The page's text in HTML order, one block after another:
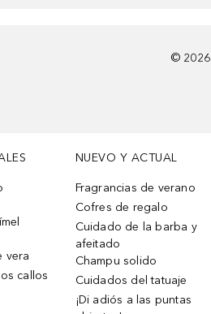
© 2026
vera
callos
NUEVO Y ACTUAL
Fragrancias de verano
Cofres de regalo
Cuidado de la barba y
afeitado
Champu solido
Cuidados del tatuaje
¡Di adiós a las puntas